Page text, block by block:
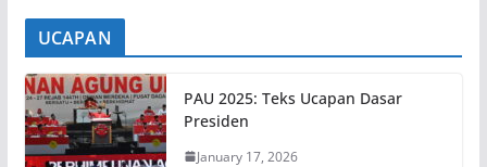
UCAPAN
PAU 2025: Teks Ucapan Dasar
Presiden
January 17, 2026